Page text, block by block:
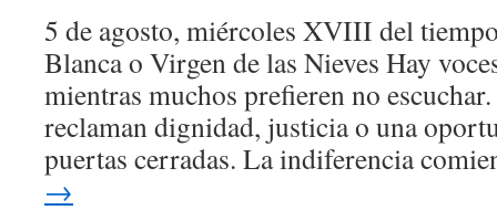
5 de agosto, miércoles XVIII del
Blanca o Virgen de las Nieves Hay
mientras muchos prefieren no escuchar.
reclaman dignidad, justicia o una
puertas cerradas. La indiferencia
→